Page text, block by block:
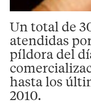
Un total de
atendidas
píldora del
hasta los
2010.